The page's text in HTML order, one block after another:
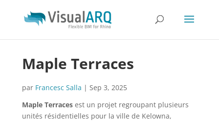
Maple Terraces
par Francesc Salla | Sep 3, 2025
Maple Terracesest un projet regroupant plusieurs
unités résidentielles pour la ville de Kelowna,